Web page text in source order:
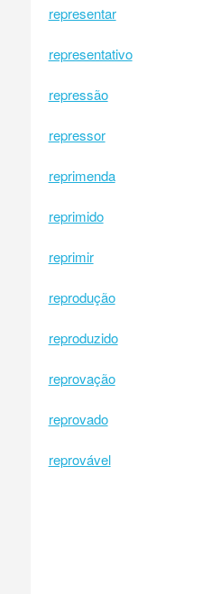
representar
representativo
repressão
repressor
reprimenda
reprimido
reprimir
reprodução
reproduzido
reprovação
reprovado
reprovável